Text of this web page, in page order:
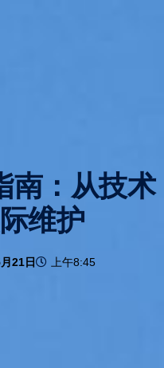
南：从技术
维护
21日 上午8:45